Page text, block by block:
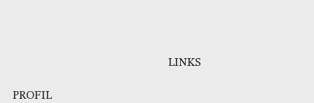
LINKS
PROFIL